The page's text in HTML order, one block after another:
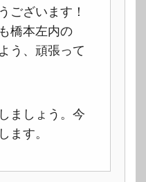
ございます！
橋本左内の
う、頑張って
ましょう。今
ます。